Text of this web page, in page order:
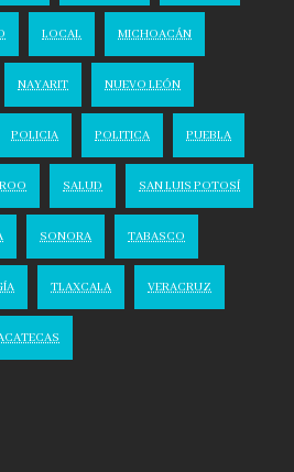
LOCAL MICHOACÁN
NAYARIT NUEVO LEÓN
POLICIA POLITICA PUEBLA
SALUD SAN LUIS POTOSÍ
SONORA TABASCO
TLAXCALA VERACRUZ